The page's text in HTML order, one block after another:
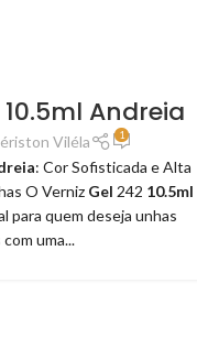
Andreia
Viléla 1
: Cor Sofisticada e Alta
O Verniz Gel 242 10.5ml
para quem deseja unhas
uma...